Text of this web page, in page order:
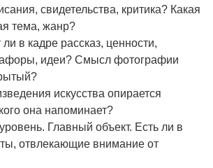
свидетельства, критика? Какая
тема, жанр?
в кадре рассказ, ценности,
идеи? Смысл фотографии
искусства опирается
она напоминает?
Главный объект. Есть ли в
отвлекающие внимание от